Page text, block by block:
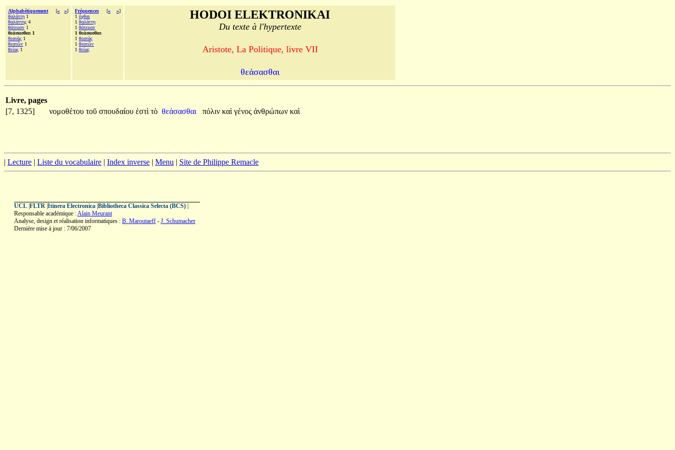
Alphabétiquement [« »]
θαλάττῃ 1
θαλάττης 4
θάτερον 1
θεάσασθαι 1
θεατὰς 1
θεατῶν 1
θείας 1
Fréquences [« »]
1 ἦχθαι
1 θαλάττῃ
1 θάτερον
1 θεάσασθαι
1 θεατὰς
1 θεατῶν
1 θείας
HODOI ELEKTRONIKAI
Du texte à l'hypertexte
Aristote, La Politique, livre VII
θεάσασθαι
Livre, pages
[7, 1325]
νομοθέτου τοῦ σπουδαίου ἐστὶ τὸ θεάσασθαι πόλιν καὶ γένος ἀνθρώπων καὶ
| Lecture | Liste du vocabulaire | Index inverse | Menu | Site de Philippe Remacle
UCL FLTR Itinera Electronica Bibliotheca Classica Selecta (BCS)
Responsable académique :Alain Meurant
Analyse, design et réalisation informatiques : B. Maroutaeff - J. Schumacher
Dernière mise à jour : 7/06/2007